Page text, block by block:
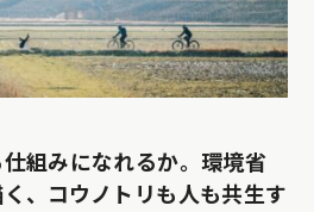
組みになれるか。環境省
、コウノトリも人も共生す